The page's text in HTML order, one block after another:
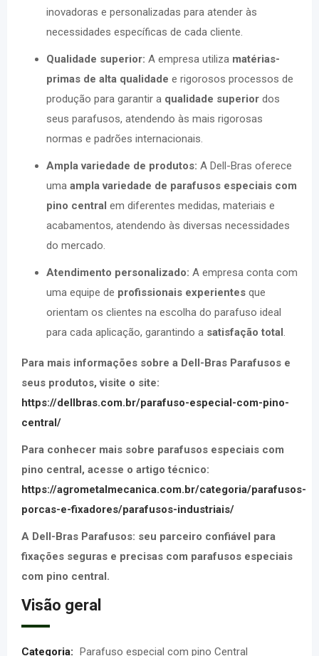
inovadoras e personalizadas para atender às
necessidades específicas de cada cliente.
Qualidade superior: A empresa utiliza matérias-
primas de alta qualidade e rigorosos processos de
produção para garantir a qualidade superior dos
seus parafusos, atendendo às mais rigorosas
normas e padrões internacionais.
Ampla variedade de produtos: A Dell-Bras oferece
uma ampla variedade de parafusos especiais com
pino central em diferentes medidas, materiais e
acabamentos, atendendo às diversas necessidades
do mercado.
Atendimento personalizado: A empresa conta com
uma equipe de profissionais experientes que
orientam os clientes na escolha do parafuso ideal
para cada aplicação, garantindo a satisfação total.
Para mais informações sobre a Dell-Bras Parafusos e
seus produtos, visite o site:
https://dellbras.com.br/parafuso-especial-com-pino-
central/
Para conhecer mais sobre parafusos especiais com
pino central, acesse o artigo técnico:
https://agrometalmecanica.com.br/categoria/parafusos-
porcas-e-fixadores/parafusos-industriais/
A Dell-Bras Parafusos: seu parceiro confiável para
fixações seguras e precisas com parafusos especiais
com pino central.
Visão geral
Categoria: Parafuso especial com pino Central